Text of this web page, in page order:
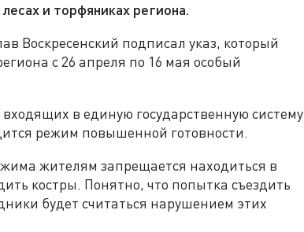
и торфяниках региона.
Воскресенский подписал указ, который
с 26 апреля по 16 мая особый
в единую государственную систему
режим повышенной готовности.
жителям запрещается находиться в
костры. Понятно, что попытка съездить
будет считаться нарушением этих